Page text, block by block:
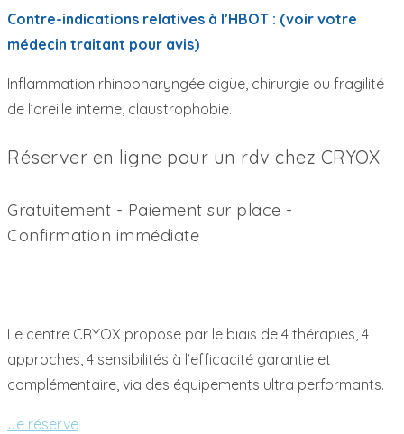
Contre-indications relatives à l’HBOT : (voir votre
médecin traitant pour avis)
Inflammation rhinopharyngée aigüe, chirurgie ou fragilité
de l’oreille interne, claustrophobie.
Réserver en ligne pour un rdv chez CRYOX
Gratuitement - Paiement sur place -
Confirmation immédiate
Le centre CRYOX propose par le biais de 4 thérapies, 4
approches, 4 sensibilités à l’efficacité garantie et
complémentaire, via des équipements ultra performants.
Je réserve